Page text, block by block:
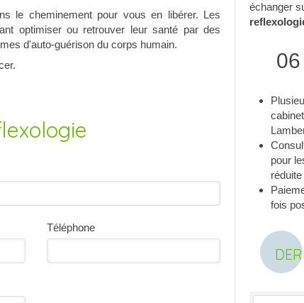
le cheminement pour vous en libérer. Les
optimiser ou retrouver leur santé par des
d'auto-guérison du corps humain.
Téléphone
échanger
pour
réduite
fois